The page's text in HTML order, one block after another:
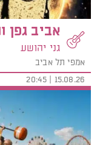
אביב גפן
גני יהושע
אמפי תל אביב
15.08.26 | 20:45